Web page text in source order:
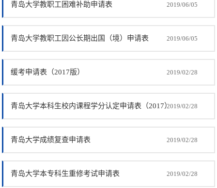
青岛大学教职工困难补助申请表 2019/06/05
青岛大学教职工因公长期出国（境）申请表 2019/06/05
缓考申请表（2017版） 2019/02/28
青岛大学本科生校内课程学分认定申请表（2017）2019/02/28
青岛大学成绩复查申请表 2019/02/28
青岛大学本专科生重修考试申请表 2019/02/28